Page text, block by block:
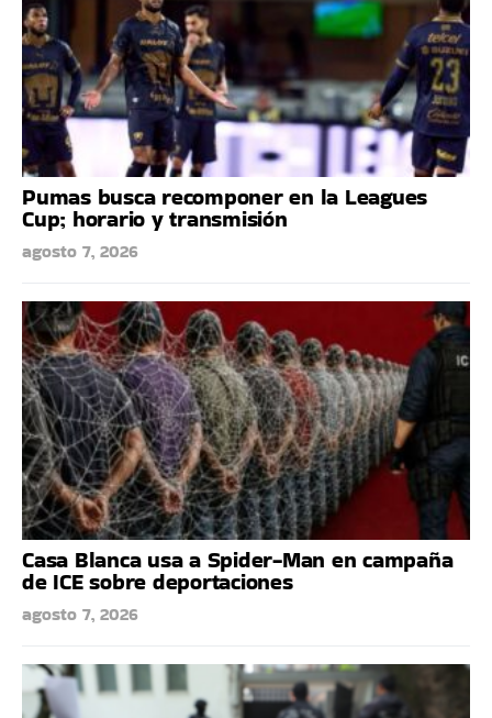
Pumas busca recomponer en la Leagues
Cup; horario y transmisión
agosto 7, 2026
Casa Blanca usa a Spider-Man en campaña
de ICE sobre deportaciones
agosto 7, 2026